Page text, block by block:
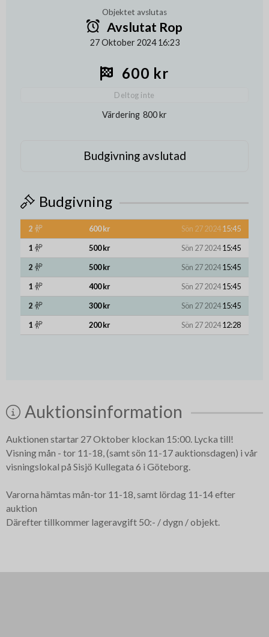
Objektet avslutas
Avslutat Rop
27 Oktober 2024 16:23
600 kr
Deltog inte
Värdering 800 kr
Budgivning avslutad
Budgivning
2 600 kr Sön 27 202415:45
1
500 kr Sön 27 202415:45
2
500 kr Sön 27 202415:45
1
400 kr Sön 27 202415:45
2
300 kr Sön 27 202415:45
1
200 kr Sön 27 202412:28
Auktionsinformation
Auktionen startar 27 Oktober klockan 15:00. Lycka till!
Visning mån - tor 11-18, (samt sön 11-17 auktionsdagen) i vår
visningslokal på Sisjö Kullegata 6 i Göteborg.
Varorna hämtas mån-tor 11-18, samt lördag 11-14 efter
auktion
Därefter tillkommer lageravgift 50:- / dygn / objekt.